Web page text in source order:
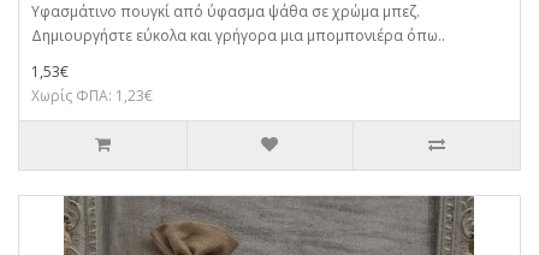
Υφασμάτινο πουγκί από ύφασμα ψάθα σε χρώμα μπεζ.
Δημιουργήστε εύκολα και γρήγορα μια μπομπονιέρα όπω..
1,53€
Χωρίς ΦΠΑ: 1,23€